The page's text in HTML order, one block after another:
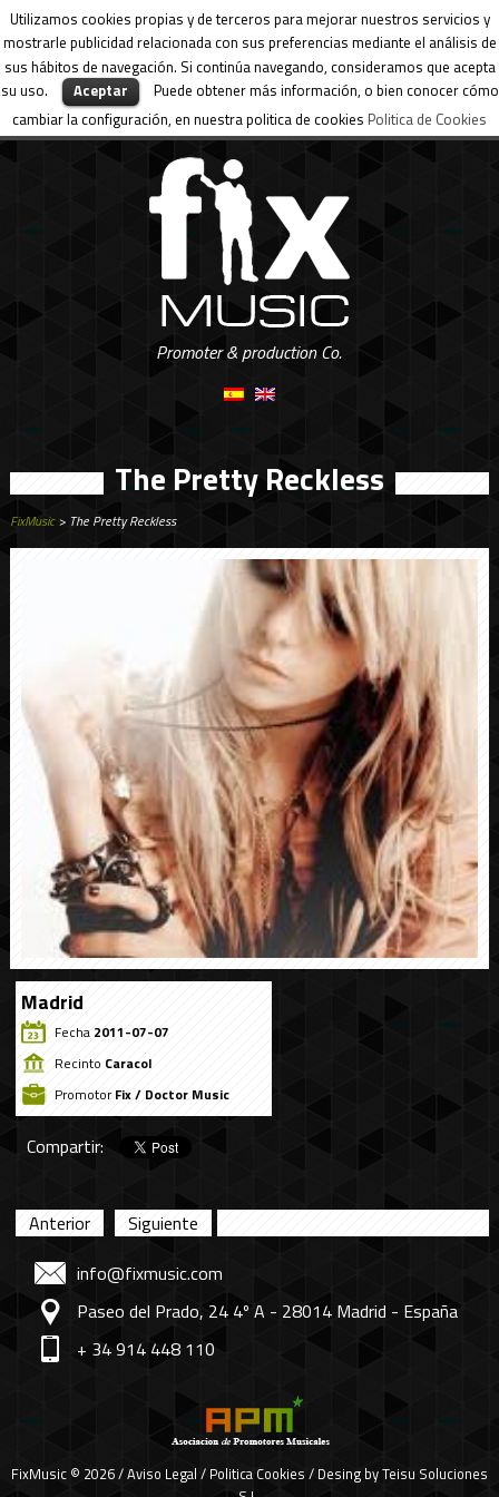
Utilizamos cookies propias y de terceros para mejorar nuestros servicios y
mostrarle publicidad relacionada con sus preferencias mediante el análisis de
sus hábitos de navegación. Si continúa navegando, consideramos que acepta
su uso.
Aceptar
Puede obtener más información, o bien conocer cómo
cambiar la configuración, en nuestra politica de cookies Politica de Cookies
Promoter & production Co.
The Pretty Reckless
FixMusic> The Pretty Reckless
Madrid
Fecha 2011-07-07
Recinto Caracol
PromotorFix / Doctor Music
Compartir:
Anterior
Siguiente
info@fixmusic.com
Paseo del Prado, 24 4º A - 28014 Madrid - España
+ 34 914 448 110
FixMusic © 2026 /Aviso Legal / Politica Cookies / Desing byTeisu Soluciones